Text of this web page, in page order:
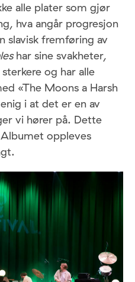
alle plater som gjør
hva angår progresjon
slavisk fremføring av
har sine svakheter,
og har alle
«The Moons a Harsh
i at det er en av
vi hører på. Dette
oppleves